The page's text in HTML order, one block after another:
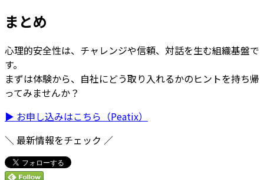
まとめ
心理的安全性は、チャレンジや信頼、対話を生む組織基盤で
す。
まずは体験から、自社にどう取り入れるかのヒントを持ち帰
ってみませんか？
▶ お申し込みはこちら（Peatix）
＼ 最新情報をチェック ／